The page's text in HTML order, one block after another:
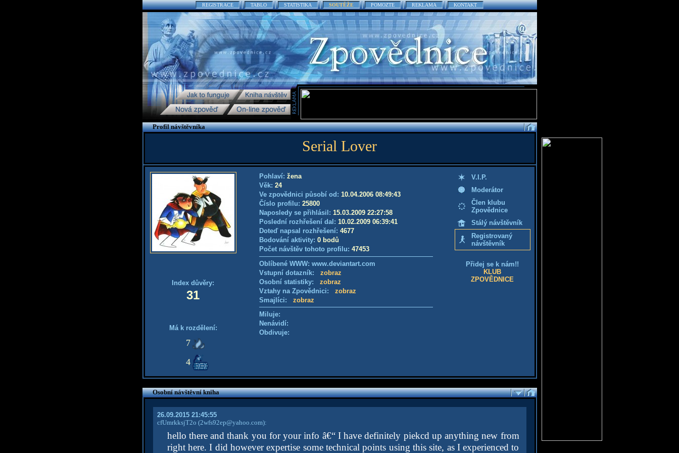
REGISTRACE TABLO STATISTIKA SOUTĚŽE POMOZTE REKLAMA KONTAKT
Profil návštěvníka
Serial Lover
Index důvěry:
31
Má k rozdělení:
7
4
Pohlaví: žena
Věk: 24
Ve zpovědnici působí od: 10.04.2006 08:49:43
Číslo profilu: 25800
Naposledy se přihlásil: 15.03.2009 22:27:58
Poslední rozhřešení dal: 10.02.2009 06:39:41
Doteď napsal rozhřešení: 4677
Bodování aktivity: 0 bodů
Počet návštěv tohoto profilu: 47453
Oblíbené WWW: www.deviantart.com
Vstupní dotazník: zobraz
Osobní statistiky: zobraz
Vztahy na Zpovědnici: zobraz
Smajlíci: zobraz
Miluje:
Nenávidí:
Obdivuje:
V.I.P.
Moderátor
Člen klubu
Zpovědnice
Stálý návštěvník
Registrovaný
návštěvník
Přidej se k nám!!
KLUB
ZPOVĚDNICE
Osobní návštěvní kniha
26.09.2015 21:45:55
cfUmrkksjT2o (2wfs92ep@yahoo.com):
hello there and thank you for your info â€“ I have definitely piekcd up anything new from
right here. I did however expertise some technical points using this site, as I experienced to